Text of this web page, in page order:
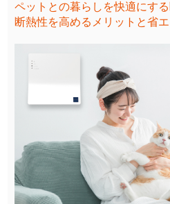
ペットとの暮らしを快適にす
断熱性を高めるメリットと省